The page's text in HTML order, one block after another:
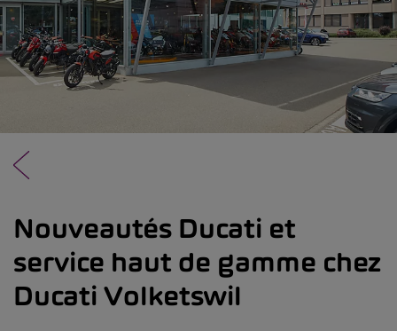
Nouveautés Ducati et
service haut de gamme chez
Ducati Volketswil